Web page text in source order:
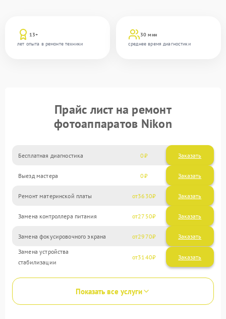
13+
лет опыта в ремонте техники
30 мин
среднее время диагностики
Прайс лист на ремонт
фотоаппаратов Nikon
Бесплатная диагностика 0 Заказать
Выезд мастера 0 Заказать
Ремонт материнской платы 3630
Замена контроллера питания 2750
Замена фокусировочного экрана 2970
Замена устройства
стабилизации
3140
Показать все услуги